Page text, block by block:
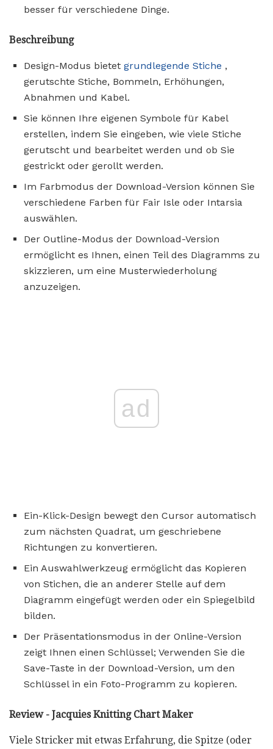
besser für verschiedene Dinge.
Beschreibung
Design-Modus bietet grundlegende Stiche ,
gerutschte Stiche, Bommeln, Erhöhungen,
Abnahmen und Kabel.
Sie können Ihre eigenen Symbole für Kabel
erstellen, indem Sie eingeben, wie viele Stiche
gerutscht und bearbeitet werden und ob Sie
gestrickt oder gerollt werden.
Im Farbmodus der Download-Version können Sie
verschiedene Farben für Fair Isle oder Intarsia
auswählen.
Der Outline-Modus der Download-Version
ermöglicht es Ihnen, einen Teil des Diagramms zu
skizzieren, um eine Musterwiederholung
anzuzeigen.
ad
Ein-Klick-Design bewegt den Cursor automatisch
zum nächsten Quadrat, um geschriebene
Richtungen zu konvertieren.
Ein Auswahlwerkzeug ermöglicht das Kopieren
von Stichen, die an anderer Stelle auf dem
Diagramm eingefügt werden oder ein Spiegelbild
bilden.
Der Präsentationsmodus in der Online-Version
zeigt Ihnen einen Schlüssel; Verwenden Sie die
Save-Taste in der Download-Version, um den
Schlüssel in ein Foto-Programm zu kopieren.
Review - Jacquies Knitting Chart Maker
Viele Stricker mit etwas Erfahrung, die Spitze (oder